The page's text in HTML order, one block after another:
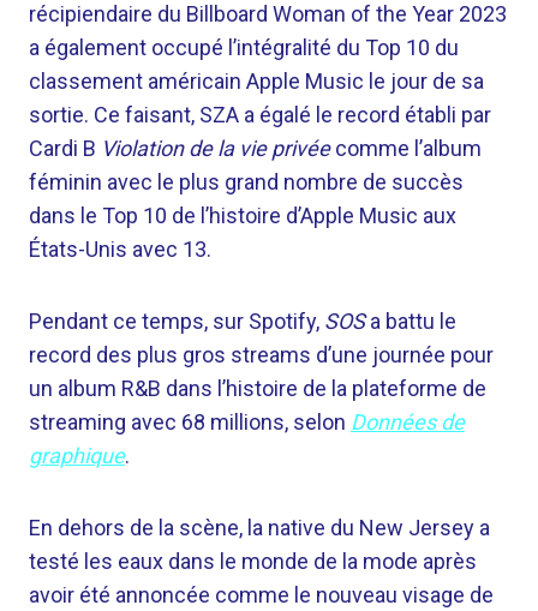
récipiendaire du Billboard Woman of the Year 2023
a également occupé l’intégralité du Top 10 du
classement américain Apple Music le jour de sa
sortie. Ce faisant, SZA a égalé le record établi par
Cardi B Violation de la vie privéecomme l’album
féminin avec le plus grand nombre de succès
dans le Top 10 de l’histoire d’Apple Music aux
États-Unis avec 13.
Pendant ce temps, sur Spotify, SOSa battu le
record des plus gros streams d’une journée pour
un album R&B dans l’histoire de la plateforme de
streaming avec 68 millions, selon Données de
graphique.
En dehors de la scène, la native du New Jersey a
testé les eaux dans le monde de la mode après
avoir été annoncée comme le nouveau visage de